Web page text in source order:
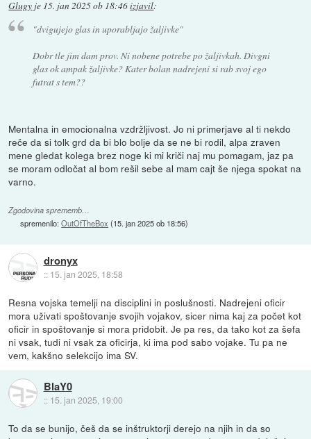
Glugy je 15. jan 2025 ob 18:46izjavil:
"dvigujejo glas in uporabljajo žaljivke"
Dobr tle jim dam prov. Ni nobene potrebe po žaljivkah. Divgni
glas ok ampak žaljivke? Kater bolan nadrejeni si rab svoj ego
futrat s tem??
Mentalna in emocionalna vzdržljivost. Jo ni primerjave al ti nekdo
reče da si tolk grd da bi blo bolje da se ne bi rodil, alpa zraven
mene gledat kolega brez noge ki mi kriči naj mu pomagam, jaz pa
se moram odločat al bom rešil sebe al mam cajt še njega spokat na
varno.
Zgodovina sprememb…
spremenilo:OutOfTheBox (15. jan 2025 ob 18:56)
dronyx
:: 15. jan 2025, 18:58
Resna vojska temelji na disciplini in poslušnosti. Nadrejeni oficir
mora uživati spoštovanje svojih vojakov, sicer nima kaj za počet kot
oficir in spoštovanje si mora pridobit. Je pa res, da tako kot za šefa
ni vsak, tudi ni vsak za oficirja, ki ima pod sabo vojake. Tu pa ne
vem, kakšno selekcijo ima SV.
BlaY0
:: 15. jan 2025, 19:00
To da se bunijo, češ da se inštruktorji derejo na njih in da so